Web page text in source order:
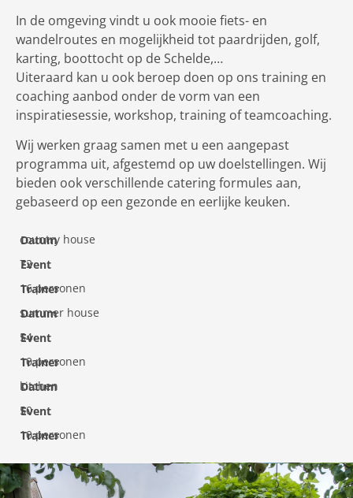
In de omgeving vindt u ook mooie fiets- en
wandelroutes en mogelijkheid tot paardrijden, golf,
karting, boottocht op de Schelde,…
Uiteraard kan u ook beroep doen op ons training en
coaching aanbod onder de vorm van een
inspiratiesessie, workshop, training of teamcoaching.
Wij werken graag samen met u een aangepast
programma uit, afgestemd op uw doelstellingen. Wij
bieden ook verschillende catering formules aan,
gebaseerd op een gezonde en eerlijke keuken.
country house
72
16 personen
summer house
54
10 personen
kitchen
50
10 personen